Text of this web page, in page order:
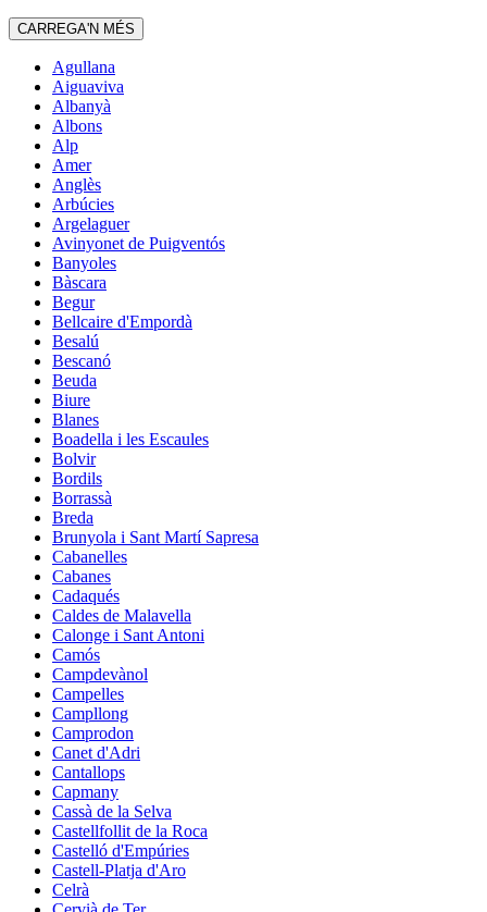
CARREGA'N MÉS
Agullana
Aiguaviva
Albanyà
Albons
Alp
Amer
Anglès
Arbúcies
Argelaguer
Avinyonet de Puigventós
Banyoles
Bàscara
Begur
Bellcaire d'Empordà
Besalú
Bescanó
Beuda
Biure
Blanes
Boadella i les Escaules
Bolvir
Bordils
Borrassà
Breda
Brunyola i Sant Martí Sapresa
Cabanelles
Cabanes
Cadaqués
Caldes de Malavella
Calonge i Sant Antoni
Camós
Campdevànol
Campelles
Campllong
Camprodon
Canet d'Adri
Cantallops
Capmany
Cassà de la Selva
Castellfollit de la Roca
Castelló d'Empúries
Castell-Platja d'Aro
Celrà